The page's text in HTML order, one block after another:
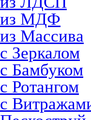
из МДФ
из Массива
с Зеркалом
с Бамбуком
с Ротангом
с